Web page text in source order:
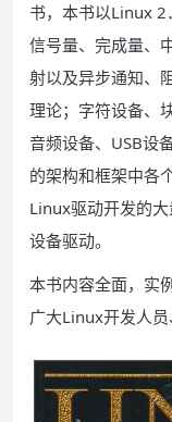
书，本书以Linux 2
信号量、完成量、
射以及异步通知、
理论；字符设备、
音频设备、USB设
的架构和框架中各
Linux驱动开发的
设备驱动。
本书内容全面，实
广大Linux开发人员